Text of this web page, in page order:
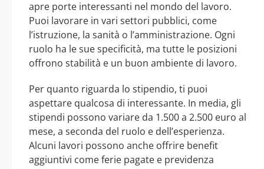
apre porte interessanti nel mondo del lavoro.
Puoi lavorare in vari settori pubblici, come
l’istruzione, la sanità o l’amministrazione. Ogni
ruolo ha le sue specificità, ma tutte le posizioni
offrono stabilità e un buon ambiente di lavoro.
Per quanto riguarda lo stipendio, ti puoi
aspettare qualcosa di interessante. In media, gli
stipendi possono variare da 1.500 a 2.500 euro al
mese, a seconda del ruolo e dell’esperienza.
Alcuni lavori possono anche offrire benefit
aggiuntivi come ferie pagate e previdenza